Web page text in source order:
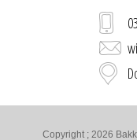
Copyright ; 2026